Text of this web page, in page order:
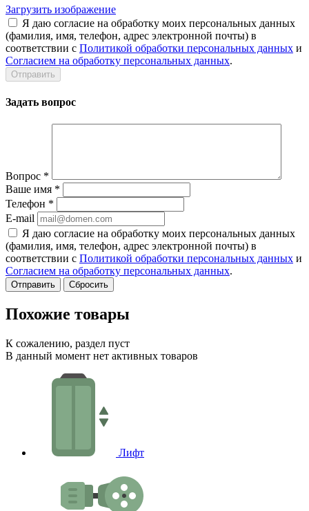
Загрузить изображение
Я даю согласие на обработку моих персональных данных
(фамилия, имя, телефон, адрес электронной почты) в
соответствии с Политикой обработки персональных данных и
Согласием на обработку персональных данных.
Задать вопрос
Вопрос *
Ваше имя *
Телефон *
E-mail
Я даю согласие на обработку моих персональных данных
(фамилия, имя, телефон, адрес электронной почты) в
соответствии с Политикой обработки персональных данных и
Согласием на обработку персональных данных.
Сбросить
Похожие товары
К сожалению, раздел пуст
В данный момент нет активных товаров
Лифт